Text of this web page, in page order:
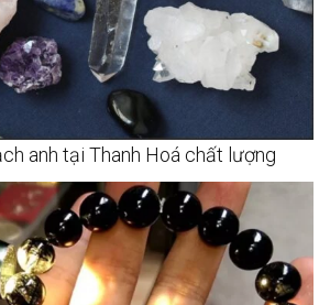
anh tại Thanh Hoá chất lượng